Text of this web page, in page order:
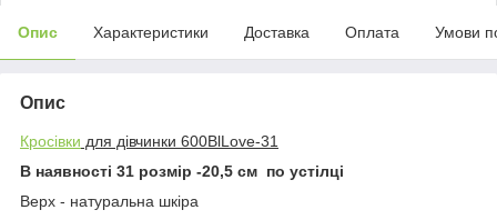
Опис Характеристики Доставка Оплата Умови
Опис
Кросівки для дівчинки 600BlLove-31
В наявності 31 розмір -20,5 см по устілці
Верх - натуральна шкіра